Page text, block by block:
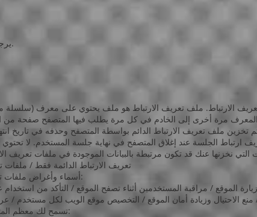
يرجى إخبارنا عندما تحتاج معلوماتك الشخصية إلى التصحيح أو التحديث.
الارتباط. ملف تعريف الارتباط هو ملف يحتوي على معرف (سلسلة
مرة أخرى إلى الخادم في كل مرة يطلب فيها المتصفح صفحة من
تخزين ملف تعريف الارتباط الدائم بواسطة المتصفح وحذفه في تاريخ
ارتباط الجلسة عند إغلاق المتصفح في نهاية جلسة المستخدم. لا
التي نخزنها عنك قد تكون مرتبطة بالبيانات الموجودة في ملفات
تعريف الارتباط الدائمة فقط / ملفات
أسماء وأغراض ملفات تعريف الارتباط التي نستخدمها على موقعنا الإلكتروني مذكورة أدناه:
الموقع / مراقبة المستخدمين أثناء تصفح الموقع / التأكد من
منع الاحتيال وزيادة أمان الموقع / التخصيص موقع الويب لكل مستخدم
تسمح لك معظم المتصفحات برفض استخدام ملفات تعريف الارتباط. على سبيل المثال: